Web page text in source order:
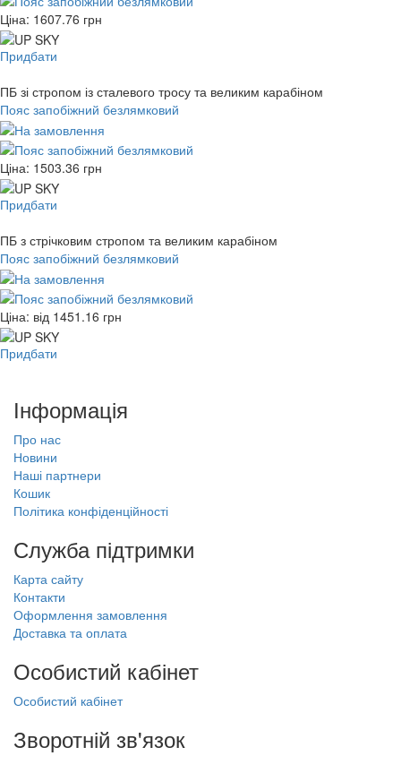
Ціна: 1607.76 грн
Придбати
ПБ зі стропом із сталевого тросу та великим карабіном
Пояс запобіжний безлямковий
Ціна: 1503.36 грн
Придбати
ПБ з стрічковим стропом та великим карабіном
Пояс запобіжний безлямковий
Ціна: від 1451.16 грн
Придбати
Інформація
Про нас
Новини
Наші партнери
Кошик
Політика конфіденційності
Служба підтримки
Карта сайту
Контакти
Оформлення замовлення
Доставка та оплата
Особистий кабінет
Особистий кабінет
Зворотній зв'язок